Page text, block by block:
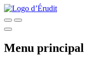
Menu principal